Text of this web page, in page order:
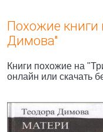
Похожие
Димова"
Книги похожие на
онлайн или скачать